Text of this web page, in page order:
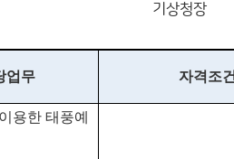
기상청장
업무 자격조
용한 태풍예